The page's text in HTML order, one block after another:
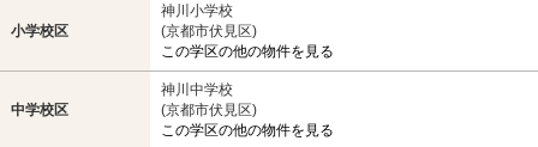
小学校区
神川小学校
(京都市伏見区)
この学区の他の物件を見る
中学校区
神川中学校
(京都市伏見区)
この学区の他の物件を見る